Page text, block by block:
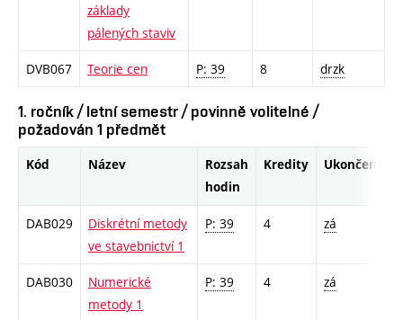
základy
pálených staviv
DVB067 Teorie cen P: 39 8 drzk
1. ročník / letní semestr / povinně volitelné /
požadován 1 předmět
Kód Název
Rozsah
hodin
Kredity Ukončení
DAB029
Diskrétní metody
ve stavebnictví 1
P: 39 4 zá
DAB030
Numerické
metody 1
P: 39 4 zá